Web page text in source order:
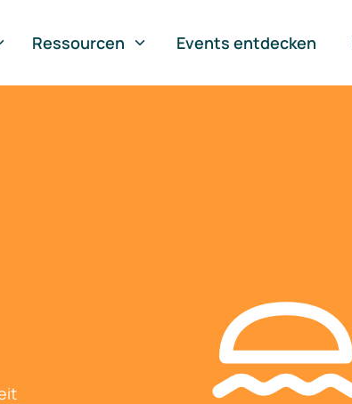
Ressourcen Events entdecken